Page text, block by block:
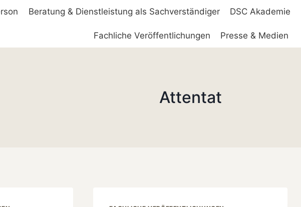
Beratung & Dienstleistung als Sachverständiger DSC Akademie
Fachliche Veröffentlichungen Presse & Medien
Attentat